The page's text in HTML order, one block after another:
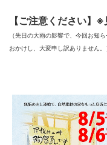
【ご注意ください】
（先日の大雨の影響で、今回お知
おかけし、大変申し訳ありません。